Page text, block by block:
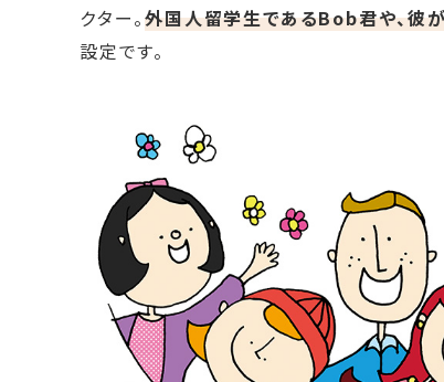
クター。外国人留学生であるBob君や、彼
設定です。